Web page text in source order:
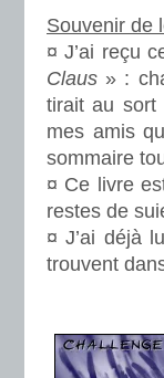
Souvenir de
¤ J’ai reçu
Claus » :
tirait au sort
mes amis
sommaire
¤ Ce livre
restes de
¤ J’ai déjà
trouvent